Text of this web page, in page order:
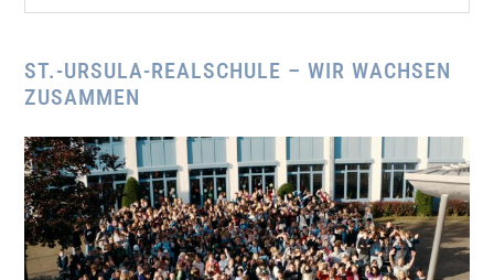
ST.-URSULA-REALSCHULE – WIR WACHSEN
ZUSAMMEN